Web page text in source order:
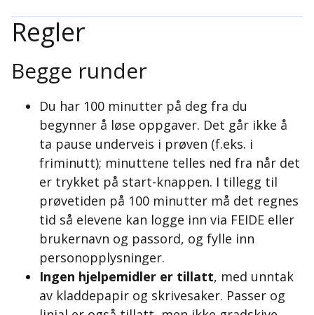
Regler
Begge runder
Du har 100 minutter på deg fra du
begynner å løse oppgaver. Det går ikke å
ta pause underveis i prøven (f.eks. i
friminutt); minuttene telles ned fra når det
er trykket på start-knappen. I tillegg til
prøvetiden på 100 minutter må det regnes
tid så elevene kan logge inn via FEIDE eller
brukernavn og passord, og fylle inn
personopplysninger.
Ingen hjelpemidler er tillatt, med unntak
av kladdepapir og skrivesaker. Passer og